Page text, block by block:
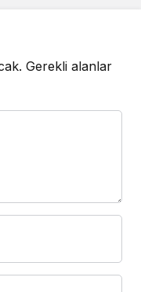
Gerekli alanlar